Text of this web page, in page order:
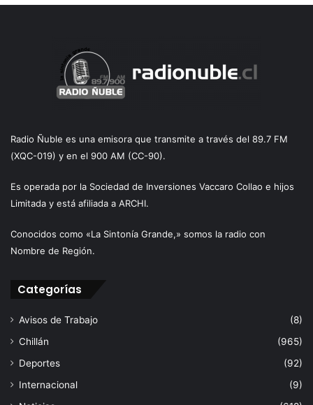
Radio Ñuble es una emisora que transmite a través del 89.7 FM
(XQC-019) y en el 900 AM (CC-90).
Es operada por la Sociedad de Inversiones Vaccaro Collao e hijos
Limitada y está afiliada a ARCHI.
Conocidos como «La Sintonía Grande,» somos la radio con
Nombre de Región.
Categorías
Avisos de Trabajo
(8)
Chillán
(965)
Deportes
(92)
Internacional
(9)